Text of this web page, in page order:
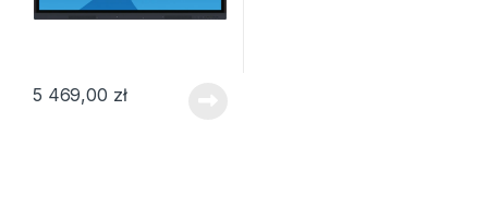
5 469,00 zł